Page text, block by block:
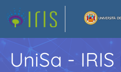
UniSa - IRIS